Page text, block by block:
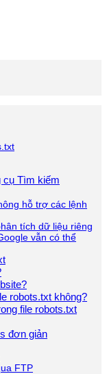
cụ Tìm kiếm
hỗ trợ các lệnh
tích dữ liệu riêng
vẫn có thể
robots.txt không?
file robots.txt
đơn giản
FTP